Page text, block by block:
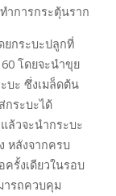
ำการกระตุ้นราก
ยกระบะปลูกที่
โดยจะนำขุย
บะ ซึ่งเมล็ดต้น
กระบะได้
ล้วจะนำกระบะ
หลังจากครบ
รั้งเดียวในรอบ
ารถควบคุม